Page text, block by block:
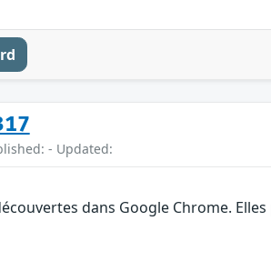
- Updated:
dans Google Chrome.